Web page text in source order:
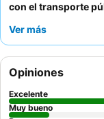
con el transporte
que es amable y
una habitación que
algunas
Ver más
Opiniones
Excelente
Muy bueno